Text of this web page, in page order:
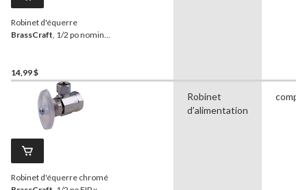
Robinet d'équerre
BrassCraft, 1/2 po nominal
14,99 $
Robinet d'équerre chromé
Robinet
d’alimentation